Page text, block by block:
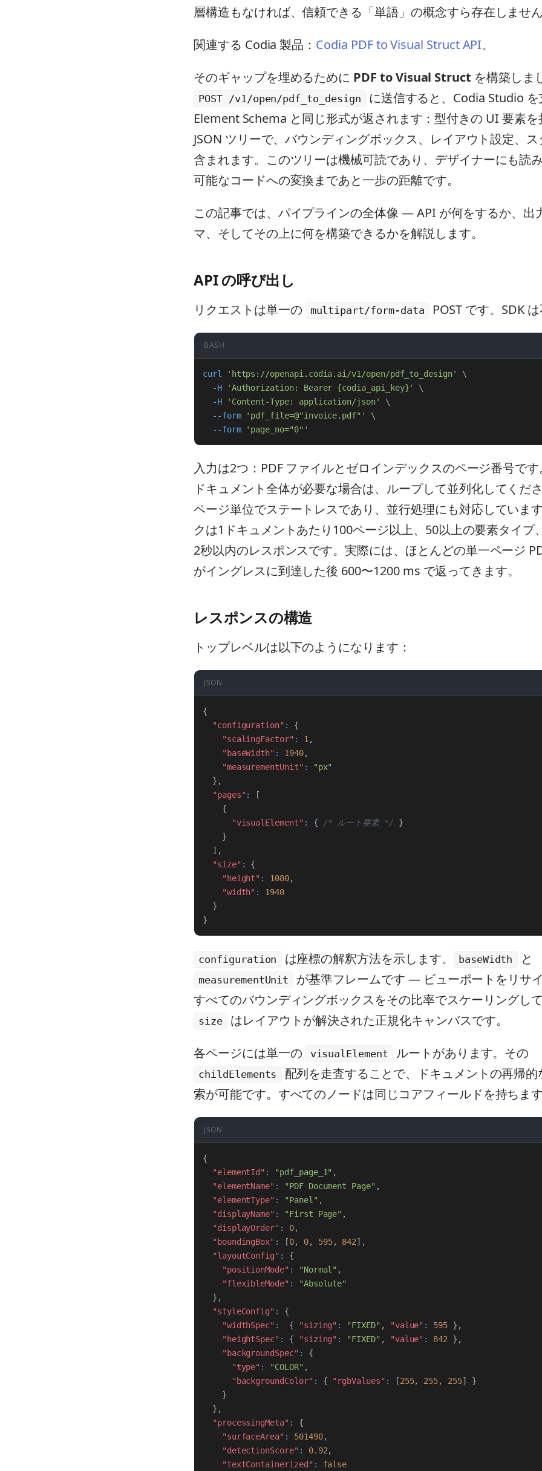
層構造もなければ、信頼できる「単語」の概念すら存在しませ
関連する Codia 製品： Codia PDF to Visual Struct API。
そのギャップを埋めるために PDF to Visual Struct を構築しま
POST /v1/open/pdf_to_design
に送信すると、Codia Studio
Element Schema と同じ形式が返されます：型付きの UI 要素
JSON ツリーで、バウンディングボックス、レイアウト設定、
含まれます。このツリーは機械可読であり、デザイナーにも読
可能なコードへの変換まであと一歩の距離です。
この記事では、パイプラインの全体像 — API が何をするか、出
マ、そしてその上に何を構築できるかを解説します。
API の呼び出し
リクエストは単一の multipart/form-data POST です。SDK
BASH
curl 'https://openapi.codia.ai/v1/open/pdf_to_design'
\
-H
'Authorization: Bearer {codia_api_key}'
\
-H
'Content-Type: application/json'
\
--form
'pdf_file=@"invoice.pdf"'
\
--form
'page_no="0"'
入力は2つ：PDF ファイルとゼロインデックスのページ番号で
ドキュメント全体が必要な場合は、ループして並列化してくだ
ページ単位でステートレスであり、並行処理にも対応していま
クは1ドキュメントあたり100ページ以上、50以上の要素タイプ
2秒以内のレスポンスです。実際には、ほとんどの単一ページ
がイングレスに到達した後 600〜1200 ms で返ってきます。
レスポンスの構造
トップレベルは以下のようになります：
JSON
{
"configuration" :
{
"scalingFactor" : 1 ,
"baseWidth" : 1940,
"measurementUnit" :
"px"
} ,
"pages":
[
{
"visualElement" : { /* ルート要素 */
}
}
] ,
"size" :
{
"height" : 1080,
"width" :
1940
}
}
configuration は座標の解釈方法を示します。 baseWidth と
measurementUnit
が基準フレームです — ビューポートをリサ
すべてのバウンディングボックスをその比率でスケーリングし
size
はレイアウトが解決された正規化キャンバスです。
各ページには単一の
visualElement ルートがあります。その
childElements
配列を走査することで、ドキュメントの再帰
索が可能です。すべてのノードは同じコアフィールドを持ちま
JSON
{
"elementId" : "pdf_page_1" ,
"elementName" : "PDF Document Page" ,
"elementType" : "Panel" ,
"displayName" : "First Page" ,
"displayOrder" : 0,
"boundingBox" : [0, 0, 595, 842] ,
"layoutConfig" :
{
"positionMode" : "Normal" ,
"flexibleMode" :
"Absolute"
} ,
"styleConfig" :
{
"widthSpec" : { "sizing" : "FIXED" , "value" : 595 } ,
"heightSpec" : { "sizing" : "FIXED" , "value" : 842 } ,
"backgroundSpec" :
{
"type" : "COLOR" ,
"backgroundColor" : { "rgbValues" : [255, 255, 255]
}
}
} ,
"processingMeta" :
{
"surfaceArea" : 501490,
"detectionScore" : 0.92,
"textContainerized" : false